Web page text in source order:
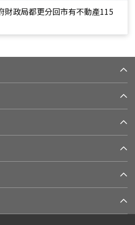
財政局都更分回市有不動產115